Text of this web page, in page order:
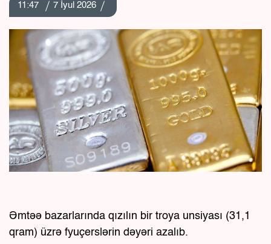
11:47 7 İyul 2026
Əmtəə bazarlarında qızılın bir troya unsiyası (31,1
qram) üzrə fyuçerslərin dəyəri azalıb.